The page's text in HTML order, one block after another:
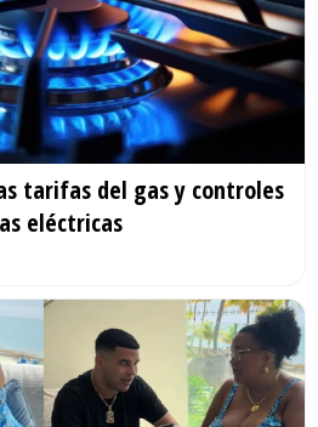
tarifas del gas y controles
eléctricas